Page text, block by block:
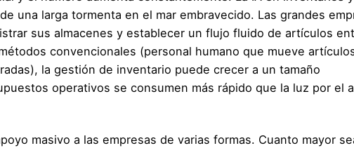
una larga tormenta en el mar embravecido. Las grandes
sus almacenes y establecer un flujo fluido de artículos
convencionales (personal humano que mueve
la gestión de inventario puede crecer a un tamaño
operativos se consumen más rápido que la luz por el
masivo a las empresas de varias formas. Cuanto mayor